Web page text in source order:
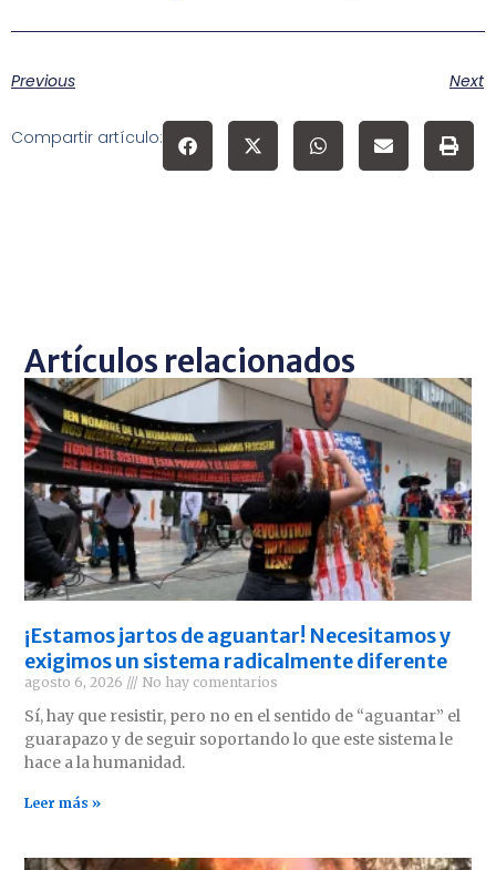
Previous Next
Compartir artículo:
Artículos relacionados
¡Estamos jartos de aguantar! Necesitamos y
exigimos un sistema radicalmente diferente
agosto 6, 2026 No hay comentarios
Sí, hay que resistir, pero no en el sentido de “aguantar” el
guarapazo y de seguir soportando lo que este sistema le
hace a la humanidad.
Leer más »